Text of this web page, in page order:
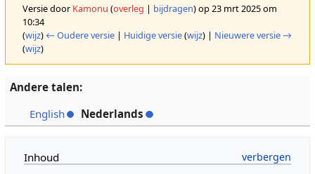
Versie door Kamonu (overleg | bijdragen)op 23 mrt 2025 om
10:34
(wijz) ← Oudere versie| Huidige versie(wijz) | Nieuwere versie →
(wijz)
Andere talen:
English
Nederlands
Inhoud